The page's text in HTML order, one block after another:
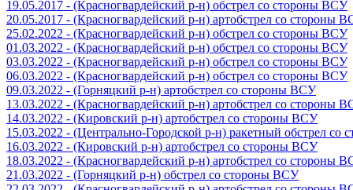
19.05.2017 - (Красногвардейский р-н) обстрел со стороны ВСУ
20.05.2017 - (Красногвардейский р-н) артобстрел со стороны
25.02.2022 - (Красногвардейский р-н) обстрел со стороны ВСУ
01.03.2022 - (Красногвардейский р-н) обстрел со стороны ВСУ
03.03.2022 - (Красногвардейский р-н) обстрел со стороны ВСУ
06.03.2022 - (Красногвардейский р-н) обстрел со стороны ВСУ
09.03.2022 - (Горняцкий р-н) артобстрел со стороны ВСУ
13.03.2022 - (Красногвардейский р-н) артобстрел со стороны
14.03.2022 - (Кировский р-н) артобстрел со стороны ВСУ
15.03.2022 - (Центрально-Городской р-н) ракетный обстрел со
16.03.2022 - (Кировский р-н) артобстрел со стороны ВСУ
18.03.2022 - (Красногвардейский р-н) артобстрел со стороны
21.03.2022 - (Горняцкий р-н) обстрел со стороны ВСУ